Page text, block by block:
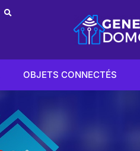
OBJETS CONNECTÉS